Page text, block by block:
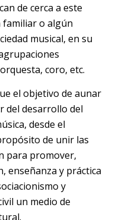
de cerca a este
o algún
musical, en su
coro, etc.
el objetivo de aunar
del desarrollo del
desde el
de unir las
para promover,
enseñanza y práctica
y
un medio de